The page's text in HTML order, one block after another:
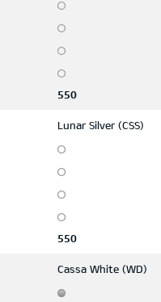
550
Lunar Silver (CSS)
550
Cassa White (WD)